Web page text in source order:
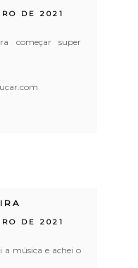
DE 2021
começar super
DE 2021
a música e achei o